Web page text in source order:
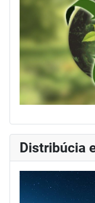
Distribúcia